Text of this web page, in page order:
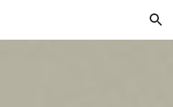
Skip to navigation